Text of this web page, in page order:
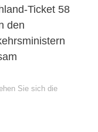
Ticket 58
den
Sie sich die